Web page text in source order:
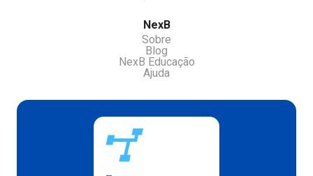
NexB
Sobre
Blog
NexB Educação
Ajuda